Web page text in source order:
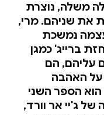
משלה, נוצרת
את שניהם. מרי,
נמשכת
ברייג' כמגן
עליהם, הם
על האהבה
הספר השני
ג'יי אר וורד,